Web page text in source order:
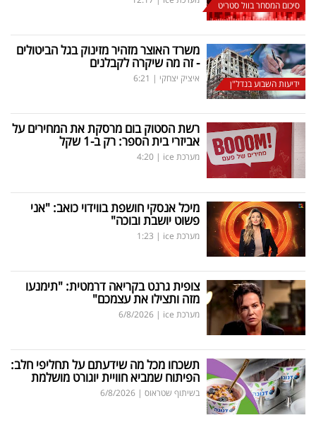
סיכום המסחר בוול סטריט
ידיעות השבוע בנדל"ן
משרד האוצר מזהיר מזינוק בגל הביטולים
- זה מה שיקרה לקבלנים
איציק יצחקי |
6:21
רשת הסטוק בום מרסקת את המחירים על
אביזרי בית הספר: רק ב-1 שקל
מערכת ice |
4:20
מיכל אנסקי חושפת בווידוי כואב: "אני
פשוט יושבת ובוכה"
מערכת ice |
1:23
צופית גרנט בקריאה דרמטית: "תימנעו
מזה ותצילו את עצמכם"
מערכת ice |
6/8/2026
תשכחו מכל מה שידעתם על תחליפי חלב:
הפיתוח שמביא חוויית יוגורט מושלמת
בשיתוף שטראוס |
6/8/2026